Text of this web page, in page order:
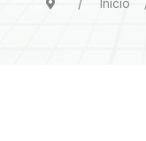
Inicio